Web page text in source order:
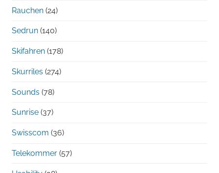
Rauchen (24)
Sedrun (140)
Skifahren (178)
Skurriles (274)
Sounds (78)
Sunrise (37)
Swisscom (36)
Telekommer (57)